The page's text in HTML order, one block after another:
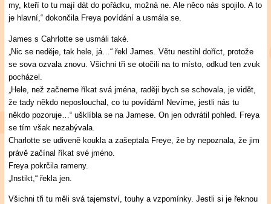
my, kteří to tu mají dát do pořádku, možná ne. Ale něco nás spojilo. A to
je hlavní,“ dokončila Freya povídání a usmála se.
James s Cahrlotte se usmáli také.
„Nic se neděje, tak hele, já…“ řekl James. Větu nestihl doříct, protože
se sova ozvala znovu. Všichni tři se otočili na to místo, odkud ten zvuk
pocházel.
„Hele, než začneme říkat svá jména, raději bych se schovala, je vidět,
že tady někdo neposlouchal, co tu povídám! Nevíme, jestli nás tu
někdo pozoruje…“ ušklíbla se na Jamese. On jen odvrátil pohled. Freya
se tím však nezabývala.
Charlotte se udiveně koukla a zašeptala Freye, že by nepoznala, že jim
právě začínal říkat své jméno.
Freya pokrčila rameny.
„Instikt,“ řekla jen.
Všichni tři tu měli svá tajemství, touhy a vzpomínky. Jestli si je řeknou